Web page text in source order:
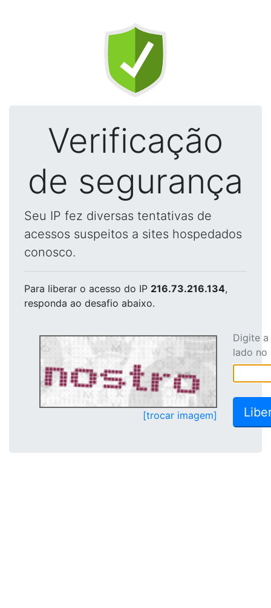
Verificação
de segurança
Seu IP fez diversas tentativas de
acessos suspeitos a sites hospedados
conosco.
Para liberar o acesso do IP 216.73.216.134,
responda ao desafio abaixo.
[trocar imagem]
Digite
lado no